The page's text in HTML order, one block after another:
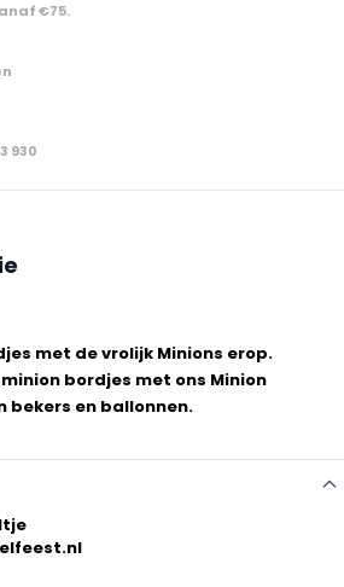
€75.
930
met de vrolijk Minions erop.
bordjes met ons Minion
bekers en ballonnen.